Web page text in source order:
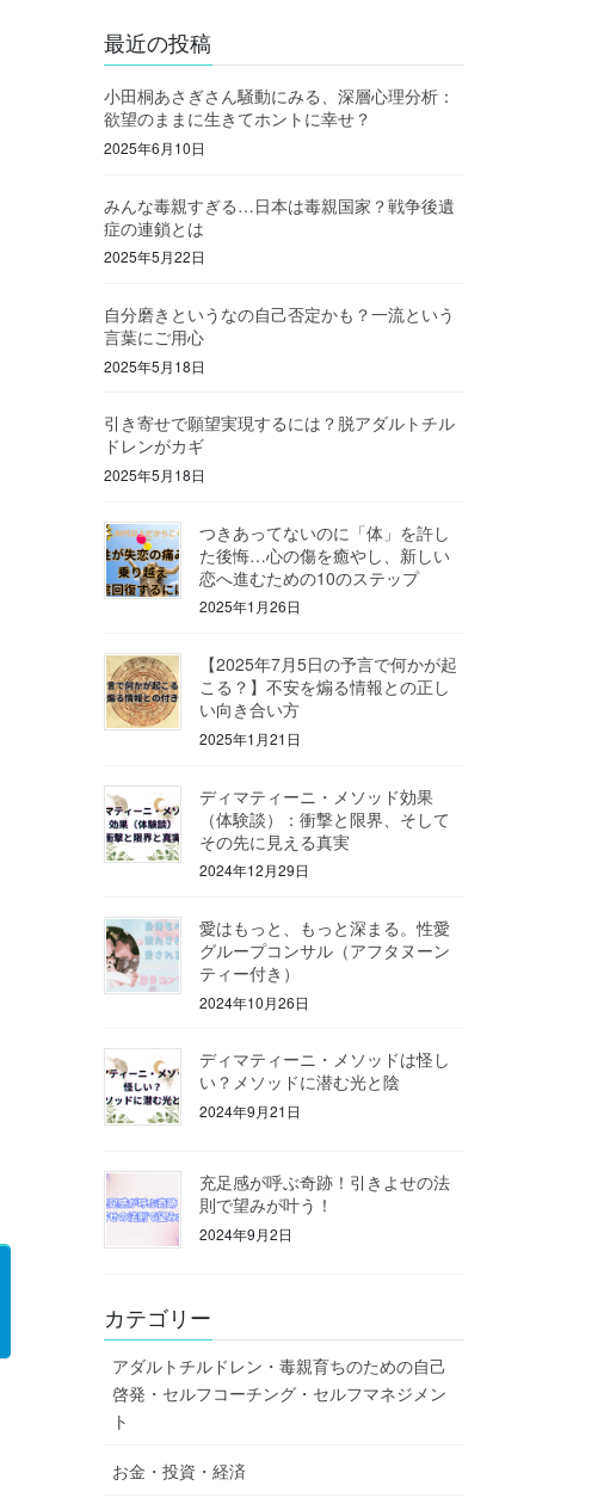
最近の投稿
小田桐あさぎさん騒動にみる、深層心理分析：
欲望のままに生きてホントに幸せ？
2025年6月10日
みんな毒親すぎる…日本は毒親国家？戦争後遺
症の連鎖とは
2025年5月22日
自分磨きというなの自己否定かも？一流という
言葉にご用心
2025年5月18日
引き寄せで願望実現するには？脱アダルトチル
ドレンがカギ
2025年5月18日
つきあってないのに「体」を許し
た後悔…心の傷を癒やし、新しい
恋へ進むための10のステップ
2025年1月26日
【2025年7月5日の予言で何かが起
こる？】不安を煽る情報との正し
い向き合い方
2025年1月21日
ディマティーニ・メソッド効果
（体験談）：衝撃と限界、そして
その先に見える真実
2024年12月29日
愛はもっと、もっと深まる。性愛
グループコンサル（アフタヌーン
ティー付き）
2024年10月26日
ディマティーニ・メソッドは怪し
い？メソッドに潜む光と陰
2024年9月21日
充足感が呼ぶ奇跡！引きよせの法
則で望みが叶う！
2024年9月2日
カテゴリー
アダルトチルドレン・毒親育ちのための自己
啓発・セルフコーチング・セルフマネジメン
ト
お金・投資・経済